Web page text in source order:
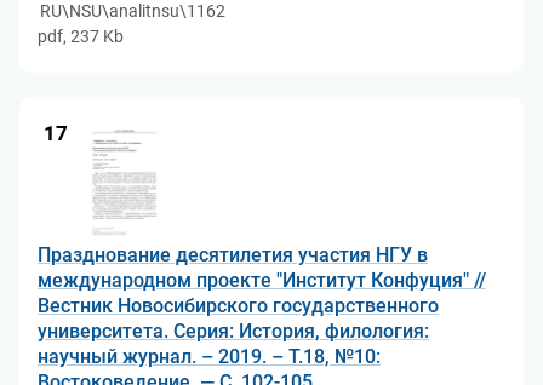
RU\NSU\analitnsu\1162
pdf, 237 Kb
17
Празднование десятилетия участия НГУ в
международном проекте "Институт Конфуция" //
Вестник Новосибирского государственного
университета. Серия: История, филология:
научный журнал. – 2019. – Т.18, №10: